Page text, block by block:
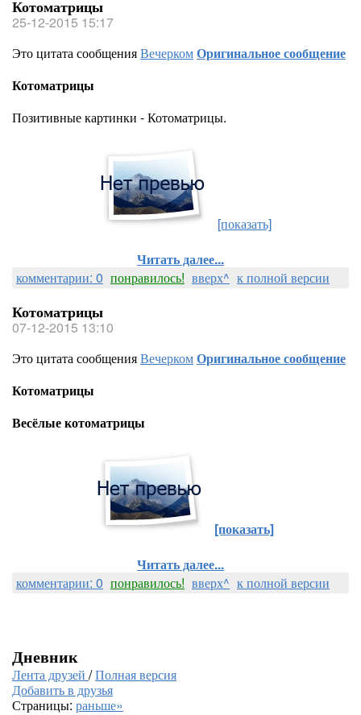
Котоматрицы
25-12-2015 15:17
Это цитата сообщенияВечеркомОригинальное сообщение
Котоматрицы
Позитивные картинки - Котоматрицы.
[показать]
Читать далее...
комментарии: 0 понравилось! вверх^ к полной версии
Котоматрицы
07-12-2015 13:10
Это цитата сообщенияВечеркомОригинальное сообщение
Котоматрицы
Весёлые котоматрицы
[показать]
Читать далее...
комментарии: 0 понравилось! вверх^ к полной версии
Дневник
Лента друзей /Полная версия
Добавить в друзья
Страницы: раньше»